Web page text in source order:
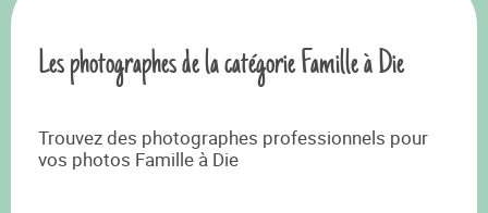
Les photographes de la catégorie Famille à Die
Trouvez des photographes professionnels pour
vos photos Famille à Die